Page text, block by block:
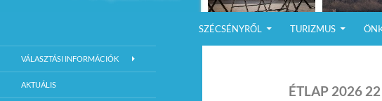
SZÉCSÉNYRŐL
TURIZMUS
ÉTLAP 2026
Szécsény Város Hivatalos Weboldala
VÁLASZTÁSI INFORMÁCIÓK
AKTUÁLIS